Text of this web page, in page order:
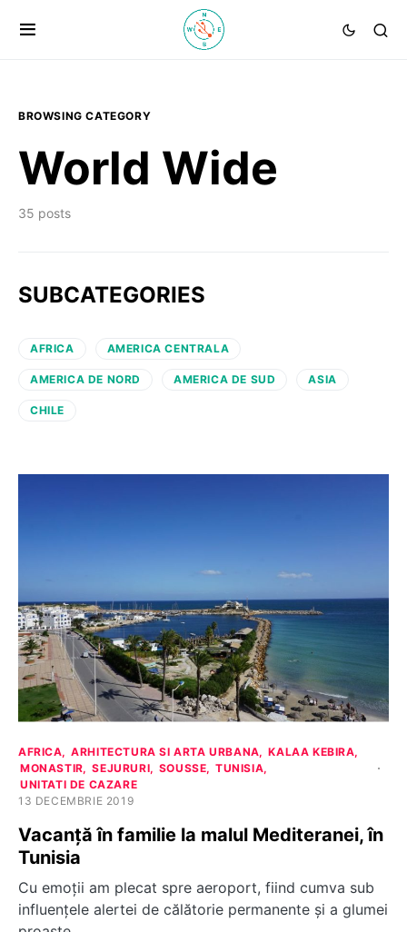
BROWSING CATEGORY
World Wide
35 posts
SUBCATEGORIES
AFRICA AMERICA CENTRALA
AMERICA DE NORD AMERICA DE SUD ASIA
CHILE
AFRICA ARHITECTURA SI ARTA URBANA
KALAA KEBIRA
MONASTIR
SEJURURI SOUSSE
TUNISIA
UNITATI DE CAZARE
13 DECEMBRIE 2019
Vacanță în familie la malul Mediteranei, în
Tunisia
Cu emoții am plecat spre aeroport, fiind cumva sub
influențele alertei de călătorie permanente și a glumei